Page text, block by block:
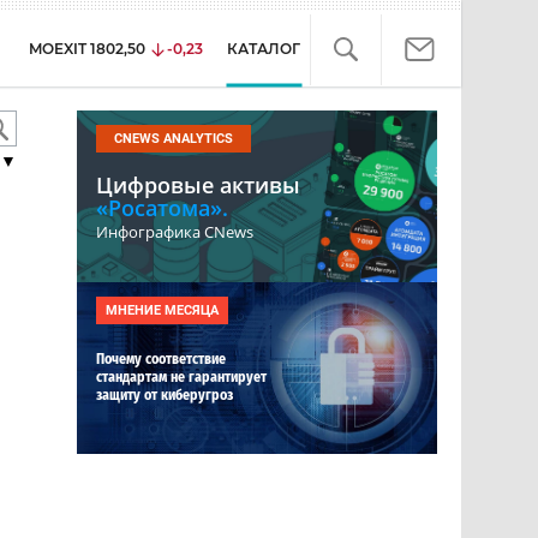
MOEXIT 1802,50 -0,23 КАТАЛОГ
CNEWS ANALYTICS
Цифровые активы
«Росатома».
Инфографика CNews
МНЕНИЕ МЕСЯЦА
Почему соответствие
стандартам не гарантирует
защиту от киберугроз